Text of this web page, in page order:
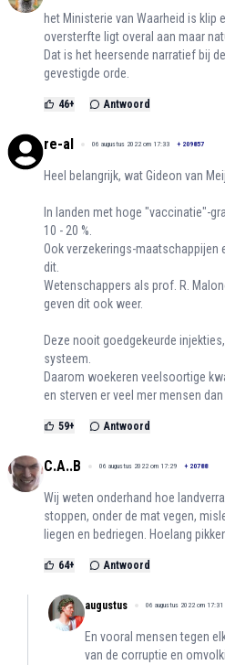
het Ministerie van Waarheid is klip
oversterfte ligt overal aan maar
Dat is het heersende narratief bij
gevestigde orde.
46+ Antwoord
re-al 06 augustus 2022 om 17:33 + 209857
Heel belangrijk, wat Gideon van
In landen met hoge "vaccinatie"-
10 - 20 %.
Ook verzekerings-maatschappijen
dit.
Wetenschappers als prof. R.
geven dit ook weer.
Deze nooit goedgekeurde
systeem.
Daarom woekeren veelsoortige
en sterven er veel mer mensen
59+ Antwoord
C.A..B 06 augustus 2022 om 17:29 + 20788
Wij weten onderhand hoe
stoppen, onder de mat vegen,
liegen en bedriegen. Hoelang
64+ Antwoord
augustus 06 augustus 2022 om 17:31
En vooral mensen tegen
van de corruptie en